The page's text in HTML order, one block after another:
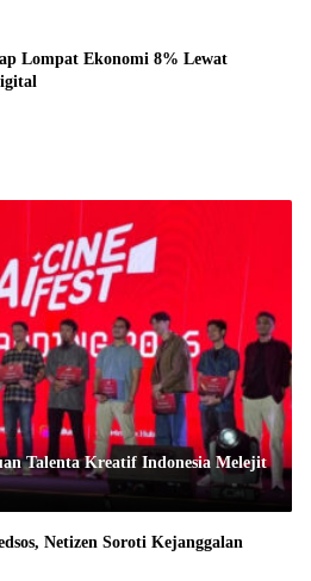
Lompat Ekonomi 8% Lewat
Talenta Kreatif Indonesia Melejit
Netizen Soroti Kejanggalan